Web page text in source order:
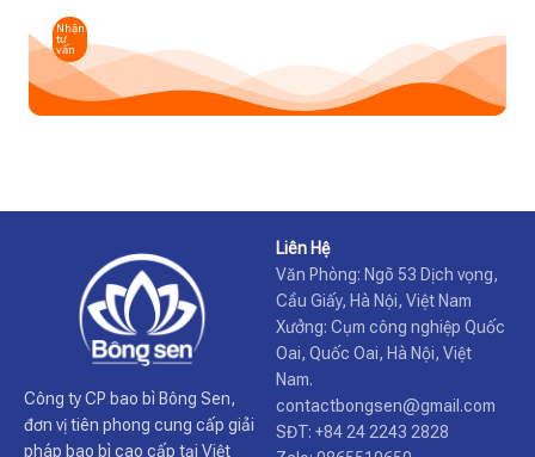
Nhận
tư
vấn
Công ty CP bao bì Bông Sen,
đơn vị tiên phong cung cấp giải
pháp bao bì cao cấp tại Việt
Liên Hệ
Văn Phòng: Ngõ 53 Dịch vọng,
Cầu Giấy, Hà Nội, Việt Nam
Xưởng: Cụm công nghiệp Quốc
Oai, Quốc Oai, Hà Nội, Việt
Nam.
contactbongsen@gmail.com
SĐT: +84 24 2243 2828